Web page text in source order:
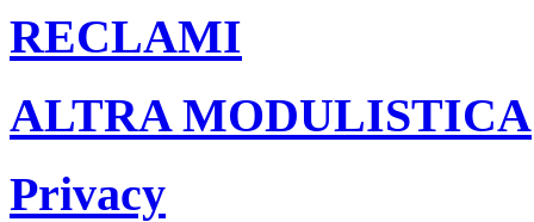
RECLAMI
ALTRA MODULISTICA
Privacy